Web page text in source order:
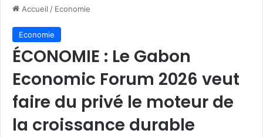
Accueil / Economie
Economie
ÉCONOMIE : Le Gabon
Economic Forum 2026 veut
faire du privé le moteur de
la croissance durable